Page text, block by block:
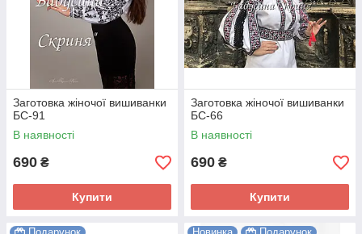
Заготовка жіночої вишиванки
БС-91
В наявності
690 ₴
Купити
Заготовка жіночої вишиванки
БС-66
В наявності
690 ₴
Купити